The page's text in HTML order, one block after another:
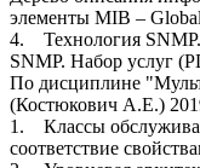
элементы MIB –
4. Технология SNMP.
SNMP. Набор услуг
По дисциплине
(Костюкович А.Е.)
1. Классы
соответствие